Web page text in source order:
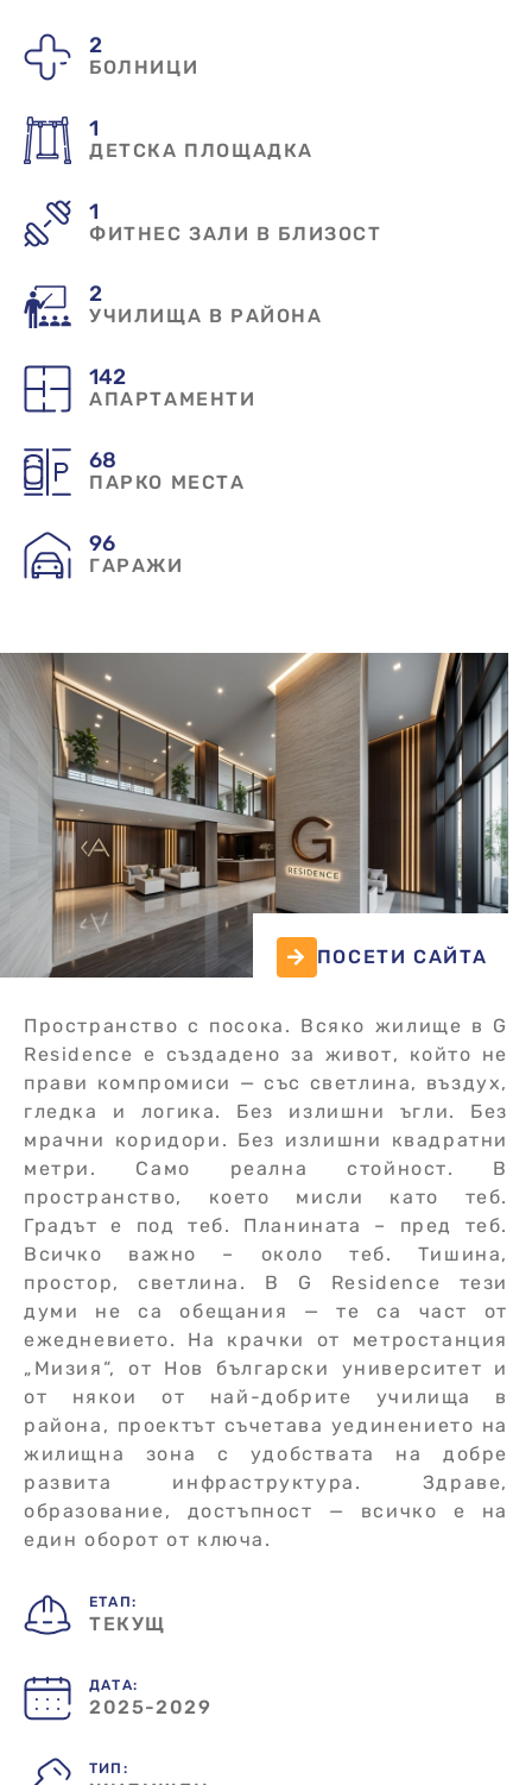
2
БОЛНИЦИ
1
ДЕТСКА ПЛОЩАДКА
1
ФИТНЕС ЗАЛИ В БЛИЗОСТ
2
УЧИЛИЩА В РАЙОНА
142
АПАРТАМЕНТИ
68
ПАРКО МЕСТА
96
ГАРАЖИ
ПОСЕТИ САЙТА
Пространство с посока. Всяко жилище в G
Residence е създадено за живот, който не
прави компромиси — със светлина, въздух,
гледка и логика. Без излишни ъгли. Без
мрачни коридори. Без излишни квадратни
метри. Само реална стойност. В
пространство, което мисли като теб.
Градът е под теб. Планината – пред теб.
Всичко важно – около теб. Тишина,
простор, светлина. В G Residence тези
думи не са обещания — те са част от
ежедневието. На крачки от метростанция
„Мизия“, от Нов български университет и
от някои от най-добрите училища в
района, проектът съчетава уединението на
жилищна зона с удобствата на добре
развита инфраструктура. Здраве,
образование, достъпност — всичко е на
един оборот от ключа.
ЕТАП:
ТЕКУЩ
ДАТА:
2025-2029
ТИП: